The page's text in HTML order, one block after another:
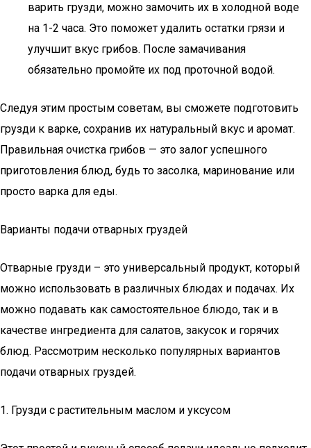
варить грузди, можно замочить их в холодной воде
на 1-2 часа. Это поможет удалить остатки грязи и
улучшит вкус грибов. После замачивания
обязательно промойте их под проточной водой.
Следуя этим простым советам, вы сможете подготовить
грузди к варке, сохранив их натуральный вкус и аромат.
Правильная очистка грибов — это залог успешного
приготовления блюд, будь то засолка, маринование или
просто варка для еды.
Варианты подачи отварных груздей
Отварные грузди – это универсальный продукт, который
можно использовать в различных блюдах и подачах. Их
можно подавать как самостоятельное блюдо, так и в
качестве ингредиента для салатов, закусок и горячих
блюд. Рассмотрим несколько популярных вариантов
подачи отварных груздей.
1. Грузди с растительным маслом и уксусом